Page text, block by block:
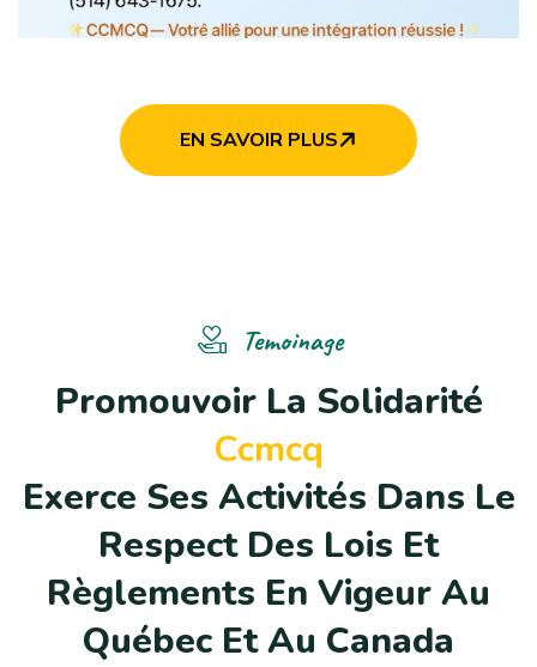
EN SAVOIR PLUS
Temoinage
Promouvoir La Solidarité
Ccmcq
Exerce Ses Activités Dans Le
Respect Des Lois Et
Règlements En VigeurAu
Québec EtAu Canada